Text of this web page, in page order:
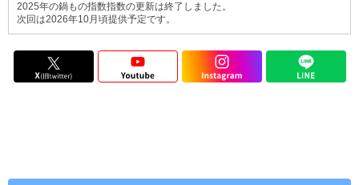
2025年の鍋もの指数指数の更新は終了しました。
次回は2026年10月頃提供予定です。